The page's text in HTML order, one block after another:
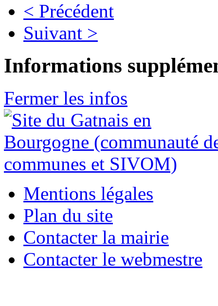
< Précédent
Suivant >
Informations
Fermer les infos
Mentions légales
Plan du site
Contacter la mairie
Contacter le webmestre